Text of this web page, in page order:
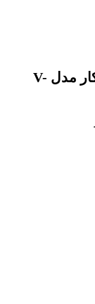
کابل انتقال صدای 3.5 میلی متری اسکار مدل V-